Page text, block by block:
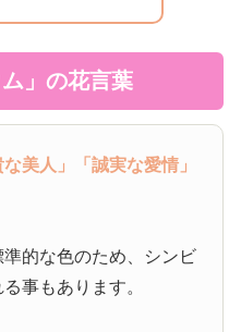
」の花言葉
な美人」
「誠実な愛情」
的な色のため、シンビ
事もあります。